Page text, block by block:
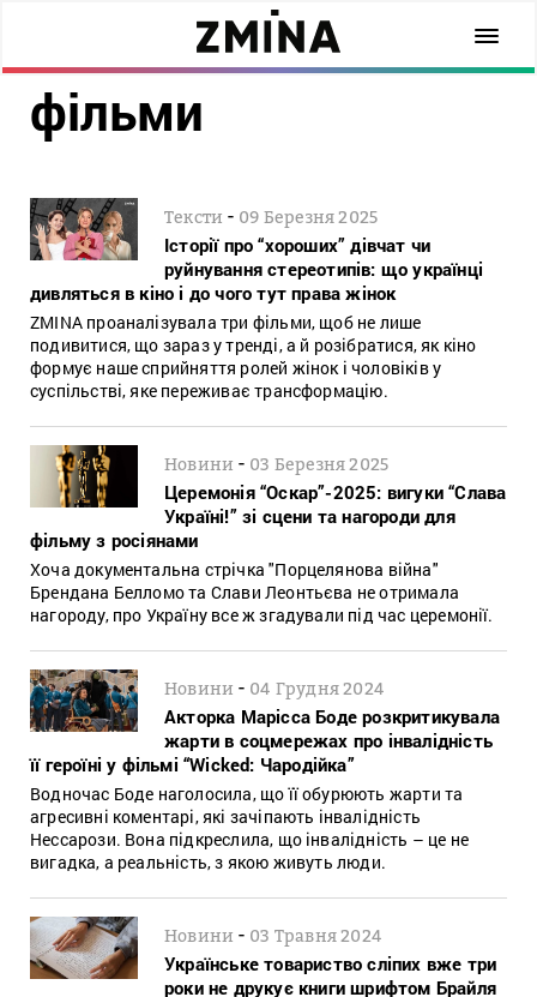
фільми
Тексти - 09 Березня 2025
Історії про “хороших” дівчат чи
руйнування стереотипів: що українці
дивляться в кіно і до чого тут права жінок
ZMINA проаналізувала три фільми, щоб не лише
подивитися, що зараз у тренді, а й розібратися, як кіно
формує наше сприйняття ролей жінок і чоловіків у
суспільстві, яке переживає трансформацію.
Новини - 03 Березня 2025
Церемонія “Оскар”-2025: вигуки “Слава
Україні!” зі сцени та нагороди для
фільму з росіянами
Хоча документальна стрічка "Порцелянова війна"
Брендана Белломо та Слави Леонтьєва не отримала
нагороду, про Україну все ж згадували під час церемонії.
Новини - 04 Грудня 2024
Акторка Марісса Боде розкритикувала
жарти в соцмережах про інвалідність
її героїні у фільмі “Wicked: Чародійка”
Водночас Боде наголосила, що її обурюють жарти та
агресивні коментарі, які зачіпають інвалідність
Нессарози. Вона підкреслила, що інвалідність – це не
вигадка, а реальність, з якою живуть люди.
Новини - 03 Травня 2024
Українське товариство сліпих вже три
роки не друкує книги шрифтом Брайля